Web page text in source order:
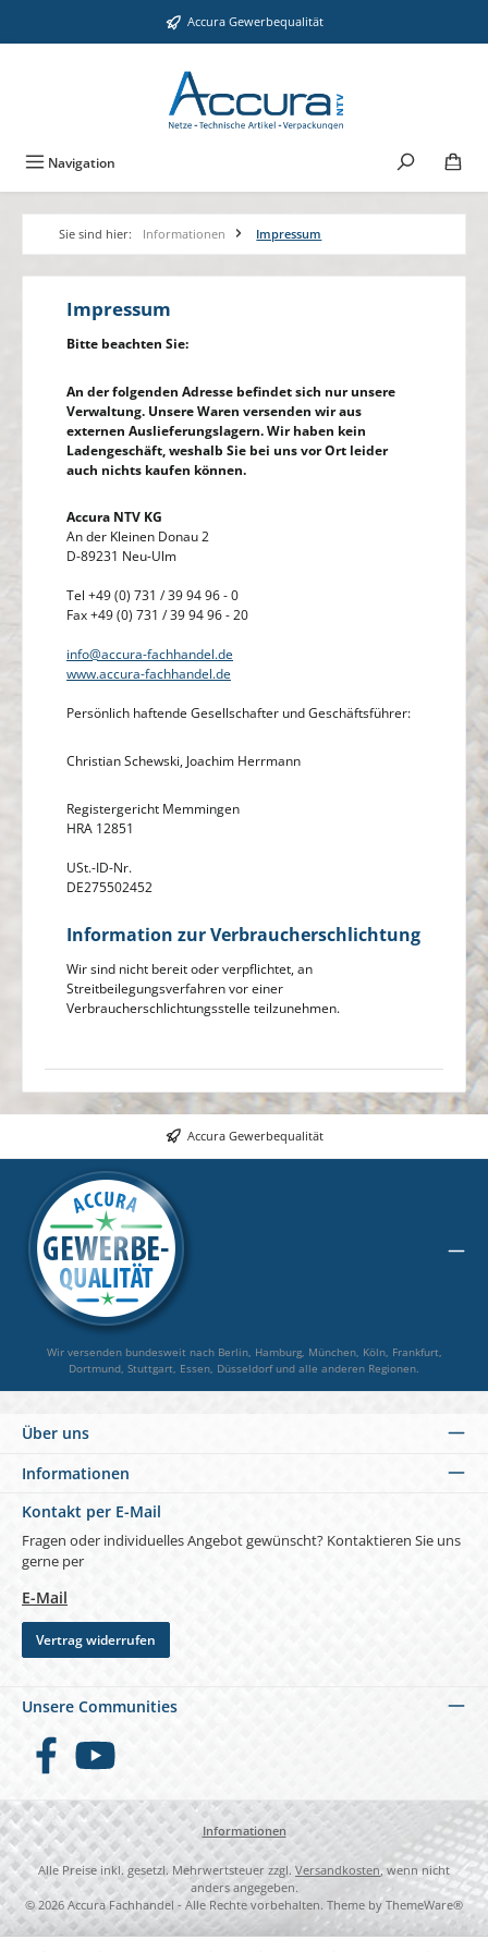
Zum Hauptinhalt springen Accura Gewerbequalität
Navigation
Sie sind hier: Informationen Impressum
Impressum
Bitte beachten Sie:
An der folgenden Adresse befindet sich nur unsere
Verwaltung. Unsere Waren versenden wir aus
externen Auslieferungslagern. Wir haben kein
Ladengeschäft, weshalb Sie bei uns vor Ort leider
auch nichts kaufen können.
Accura NTV KG
An der Kleinen Donau 2
D-89231 Neu-Ulm
Tel +49 (0) 731 / 39 94 96 - 0
Fax +49 (0) 731 / 39 94 96 - 20
info@accura-fachhandel.de
www.accura-fachhandel.de
Persönlich haftende Gesellschafter und Geschäftsführer:
Christian Schewski, Joachim Herrmann
Registergericht Memmingen
HRA 12851
USt.-ID-Nr.
DE275502452
Information zur Verbraucherschlichtung
Wir sind nicht bereit oder verpflichtet, an
Streitbeilegungsverfahren vor einer
Verbraucherschlichtungsstelle teilzunehmen.
Accura Gewerbequalität
Wir versenden bundesweit nach Berlin, Hamburg, München, Köln, Frankfurt,
Dortmund, Stuttgart, Essen, Düsseldorf und alle anderen Regionen.
Über uns
Informationen
Kontakt per E-Mail
Fragen oder individuelles Angebot gewünscht? Kontaktieren Sie uns
gerne per
E-Mail
Vertrag widerrufen
Unsere Communities
FacebookYouTube
Informationen
Alle Preise inkl. gesetzl. Mehrwertsteuer zzgl. Versandkosten, wenn nicht
anders angegeben.
© 2026 Accura Fachhandel - Alle Rechte vorbehalten. Theme by ThemeWare®